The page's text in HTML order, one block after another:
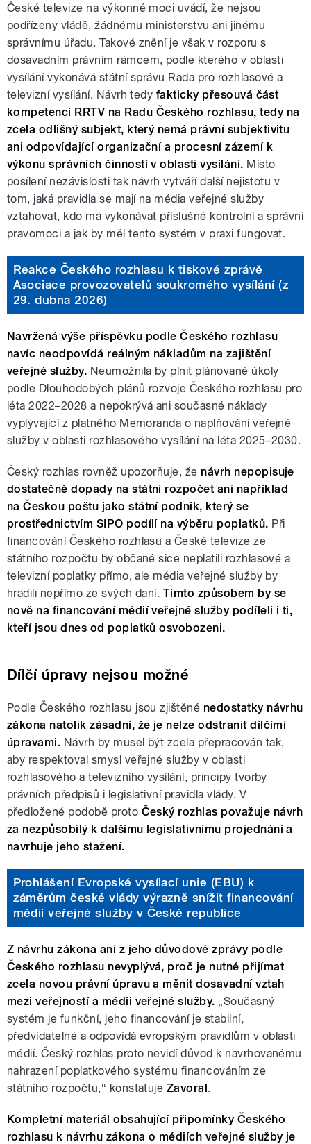
České televize na výkonné moci uvádí, že nejsou
podřízeny vládě, žádnému ministerstvu ani jinému
správnímu úřadu. Takové znění je však v rozporu s
dosavadním právním rámcem, podle kterého v oblasti
vysílání vykonává státní správu Rada pro rozhlasové a
televizní vysílání. Návrh tedy fakticky přesouvá část
kompetencí RRTV na Radu Českého rozhlasu, tedy na
zcela odlišný subjekt, který nemá právní subjektivitu
ani odpovídající organizační a procesní zázemí k
výkonu správních činnostív oblasti vysílání. Místo
posílení nezávislosti tak návrh vytváří další nejistotu v
tom, jaká pravidla se mají na média veřejné služby
vztahovat, kdo má vykonávat příslušné kontrolní a správní
pravomoci a jak by měl tento systém v praxi fungovat.
Reakce Českého rozhlasu k tiskové zprávě
Asociace provozovatelů soukromého vysílání (z
29. dubna 2026)
Navržená výše příspěvku podle Českého rozhlasu
navíc neodpovídá reálným nákladům na zajištění
veřejné služby. Neumožnila by plnit plánované úkoly
podle Dlouhodobých plánů rozvoje Českého rozhlasu pro
léta 2022–2028 a nepokrývá ani současné náklady
vyplývající z platného Memoranda o naplňování veřejné
služby v oblasti rozhlasového vysílání na léta 2025–2030.
Český rozhlas rovněž upozorňuje, že návrh nepopisuje
dostatečně dopady na státní rozpočet ani například
na Českou poštu jako státní podnik, který se
prostřednictvím SIPO podílí na výběru poplatků. Při
financování Českého rozhlasu a České televize ze
státního rozpočtu by občané sice neplatili rozhlasové a
televizní poplatky přímo, ale média veřejné služby by
hradili nepřímo ze svých daní. Tímto způsobem by se
nově na financování médií veřejné služby podíleli i ti,
kteří jsou dnes od poplatků osvobozeni.
Dílčí úpravy nejsou možné
Podle Českého rozhlasu jsou zjištěné nedostatky návrhu
zákona natolik zásadní, že je nelze odstranit dílčími
úpravami. Návrh by musel být zcela přepracován tak,
aby respektoval smysl veřejné služby v oblasti
rozhlasového a televizního vysílání, principy tvorby
právních předpisů i legislativní pravidla vlády. V
předložené podobě proto Český rozhlas považuje návrh
za nezpůsobilý k dalšímu legislativnímu projednání a
navrhuje jeho stažení.
Prohlášení Evropské vysílací unie (EBU) k
záměrům české vlády výrazně snížit financování
médií veřejné služby v České republice
Z návrhu zákona ani z jeho důvodové zprávy podle
Českého rozhlasu nevyplývá, proč je nutné přijímat
zcela novou právní úpravu a měnit dosavadní vztah
mezi veřejností a médii veřejné služby. „Současný
systém je funkční, jeho financování je stabilní,
předvídatelné a odpovídá evropským pravidlům v oblasti
médií. Český rozhlas proto nevidí důvod k navrhovanému
nahrazení poplatkového systému financováním ze
státního rozpočtu,“ konstatuje Zavoral.
Kompletní materiál obsahující připomínky Českého
rozhlasu k návrhu zákona o médiích veřejné služby je